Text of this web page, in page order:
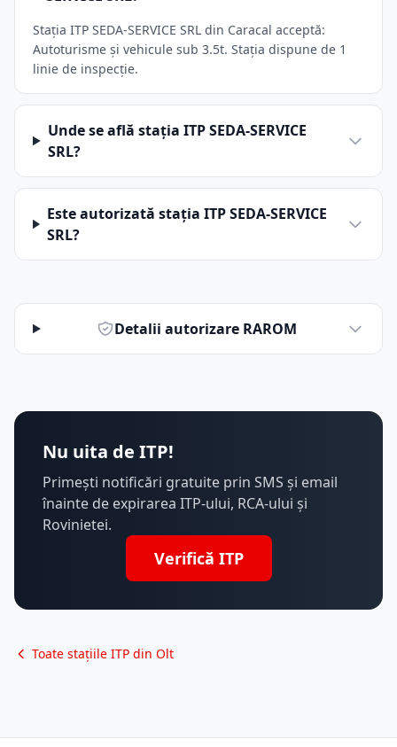
Stația ITP SEDA-SERVICE SRL din Caracal acceptă:
Autoturisme și vehicule sub 3.5t. Stația dispune de 1
linie de inspecție.
Unde se află stația ITP SEDA-SERVICE
SRL?
Este autorizată stația ITP SEDA-SERVICE
SRL?
Detalii autorizare RAROM
Nu uita de ITP!
Primești notificări gratuite prin SMS și email
înainte de expirarea ITP-ului, RCA-ului și
Rovinietei.
Verifică ITP
Toate stațiile ITP din Olt